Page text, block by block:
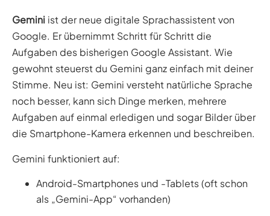
Gemini ist der neue digitale Sprachassistent von
Google. Er übernimmt Schritt für Schritt die
Aufgaben des bisherigen Google Assistant. Wie
gewohnt steuerst du Gemini ganz einfach mit deiner
Stimme. Neu ist: Gemini versteht natürliche Sprache
noch besser, kann sich Dinge merken, mehrere
Aufgaben auf einmal erledigen und sogar Bilder über
die Smartphone-Kamera erkennen und beschreiben.
Gemini funktioniert auf:
Android-Smartphones und -Tablets (oft schon
als „Gemini-App“ vorhanden)